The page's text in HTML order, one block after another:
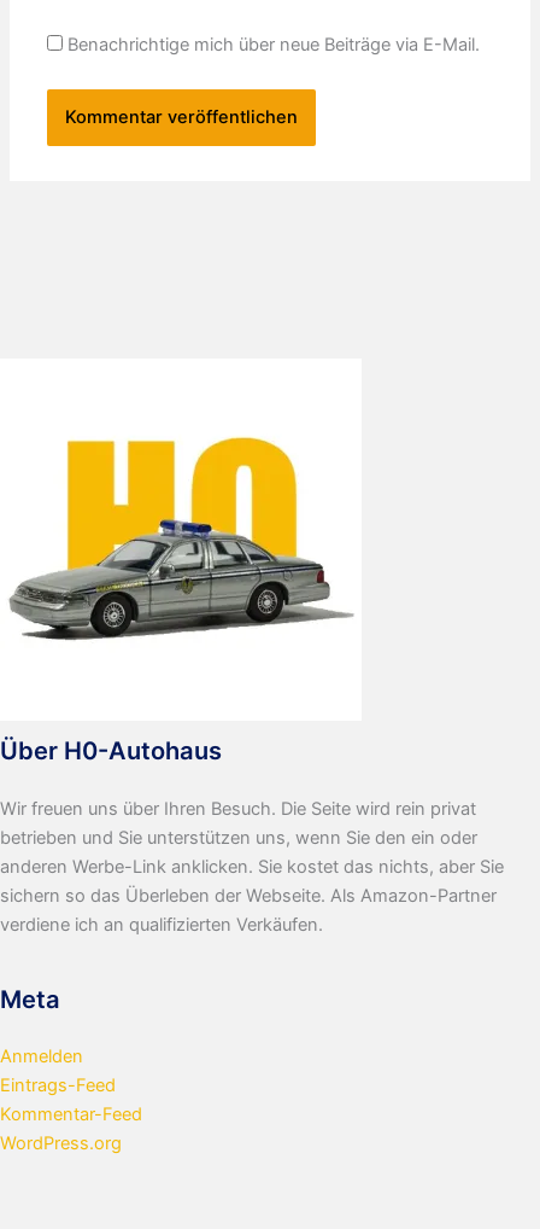
Benachrichtige mich über neue Beiträge via E-Mail.
Über H0-Autohaus
Wir freuen uns über Ihren Besuch. Die Seite wird rein privat
betrieben und Sie unterstützen uns, wenn Sie den ein oder
anderen Werbe-Link anklicken. Sie kostet das nichts, aber Sie
sichern so das Überleben der Webseite. Als Amazon-Partner
verdiene ich an qualifizierten Verkäufen.
Meta
Anmelden
Eintrags-Feed
Kommentar-Feed
WordPress.org